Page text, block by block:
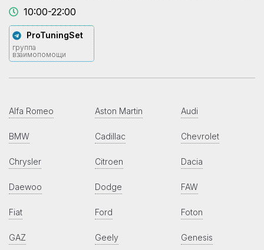
10:00-22:00
ProTuningSet
группа
взаимопомощи
Alfa Romeo Aston Martin Audi
BMW Cadillac Chevrolet
Chrysler Citroen Dacia
Daewoo Dodge FAW
Fiat Ford Foton
GAZ Geely Genesis